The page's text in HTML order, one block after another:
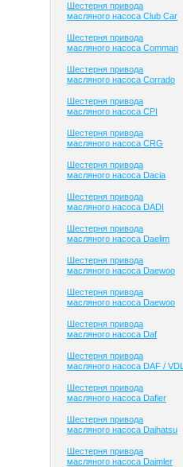
Шестерня привода
масляного насоса Club Сar
Шестерня привода
масляного насоса Comman
Шестерня привода
масляного насоса Corrado
Шестерня привода
масляного насоса CPI
Шестерня привода
масляного насоса CRG
Шестерня привода
масляного насоса Dacia
Шестерня привода
масляного насоса DADI
Шестерня привода
масляного насоса Daelim
Шестерня привода
масляного насоса Daewoo
Шестерня привода
масляного насоса Daewoo
Шестерня привода
масляного насоса Daf
Шестерня привода
масляного насоса DAF /
Шестерня привода
масляного насоса Dafier
Шестерня привода
масляного насоса Daihatsu
Шестерня привода
масляного насоса Daimler